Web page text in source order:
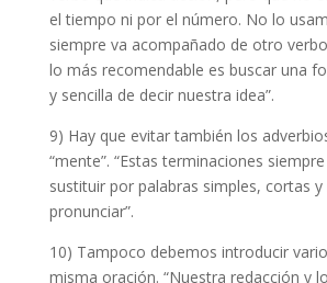
el tiempo ni por el número. No lo
siempre va acompañado de otro verbo
lo más recomendable es buscar una
y sencilla de decir nuestra idea”.
9) Hay que evitar también los
“mente”. “Estas terminaciones
sustituir por palabras simples, cortas
pronunciar”.
10) Tampoco debemos introducir
misma oración. “Nuestra redacción y